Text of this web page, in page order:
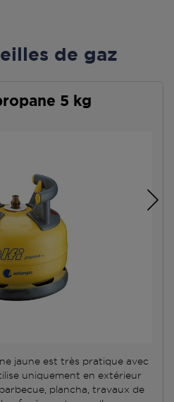
de gaz
5 kg
jaune est très pratique avec
uniquement en extérieur
plancha, travaux de